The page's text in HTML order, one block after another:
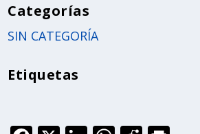
Categorías
SIN CATEGORÍA
Etiquetas